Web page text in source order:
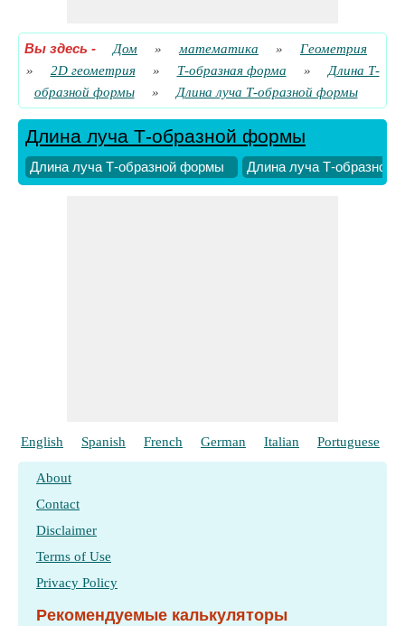
Вы здесь - Дом » математика »
Геометрия
»
2D геометрия » Т-образная форма »
Длина Т-
образной формы
» Длина луча Т-образной формы
Длина луча Т-образной формы
Длина луча Т-образной формы Длина луча Т-образной
English Spanish French German Italian Portuguese
About
Contact
Disclaimer
Terms of Use
Privacy Policy
Рекомендуемые калькуляторы